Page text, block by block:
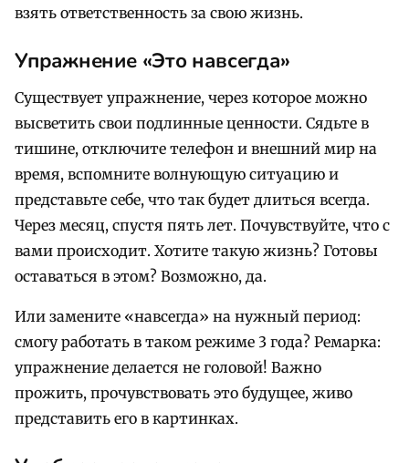
взять ответственность за свою жизнь.
Упражнение «Это навсегда»
Существует упражнение, через которое можно
высветить свои подлинные ценности. Сядьте в
тишине, отключите телефон и внешний мир на
время, вспомните волнующую ситуацию и
представьте себе, что так будет длиться всегда.
Через месяц, спустя пять лет. Почувствуйте, что с
вами происходит. Хотите такую жизнь? Готовы
оставаться в этом? Возможно, да.
Или замените «навсегда» на нужный период:
смогу работать в таком режиме 3 года? Ремарка:
упражнение делается не головой! Важно
прожить, прочувствовать это будущее, живо
представить его в картинках.